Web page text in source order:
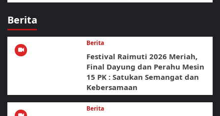
Berita
Berita
Festival Raimuti 2026 Meriah,
Final Dayung dan Perahu Mesin
15 PK : Satukan Semangat dan
Kebersamaan
Berita